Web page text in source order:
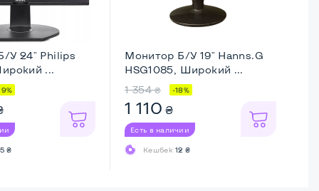
У 24" Philips
...
₴
Монитор Б/У 19" Hanns.G
HSG1085, Широкий ...
1 354 ₴ -18%
1 110 ₴
Есть в наличии
Кешбек12 ₴